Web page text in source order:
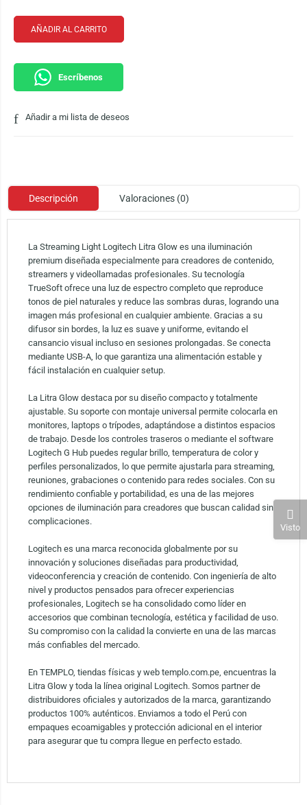
AÑADIR AL CARRITO
Escríbenos
Añadir a mi lista de deseos
Descripción Valoraciones (0)
La Streaming Light Logitech Litra Glow es una iluminación
premium diseñada especialmente para creadores de contenido,
streamers y videollamadas profesionales. Su tecnología
TrueSoft ofrece una luz de espectro completo que reproduce
tonos de piel naturales y reduce las sombras duras, logrando una
imagen más profesional en cualquier ambiente. Gracias a su
difusor sin bordes, la luz es suave y uniforme, evitando el
cansancio visual incluso en sesiones prolongadas. Se conecta
mediante USB-A, lo que garantiza una alimentación estable y
fácil instalación en cualquier setup.
La Litra Glow destaca por su diseño compacto y totalmente
ajustable. Su soporte con montaje universal permite colocarla en
monitores, laptops o trípodes, adaptándose a distintos espacios
de trabajo. Desde los controles traseros o mediante el software
Logitech G Hub puedes regular brillo, temperatura de color y
perfiles personalizados, lo que permite ajustarla para streaming,
reuniones, grabaciones o contenido para redes sociales. Con su
rendimiento confiable y portabilidad, es una de las mejores
opciones de iluminación para creadores que buscan calidad sin
complicaciones.
Logitech es una marca reconocida globalmente por su
innovación y soluciones diseñadas para productividad,
videoconferencia y creación de contenido. Con ingeniería de alto
nivel y productos pensados para ofrecer experiencias
profesionales, Logitech se ha consolidado como líder en
accesorios que combinan tecnología, estética y facilidad de uso.
Su compromiso con la calidad la convierte en una de las marcas
más confiables del mercado.
En TEMPLO, tiendas físicas y web templo.com.pe, encuentras la
Litra Glow y toda la línea original Logitech. Somos partner de
distribuidores oficiales y autorizados de la marca, garantizando
productos 100% auténticos. Enviamos a todo el Perú con
empaques ecoamigables y protección adicional en el interior
para asegurar que tu compra llegue en perfecto estado.
Visto